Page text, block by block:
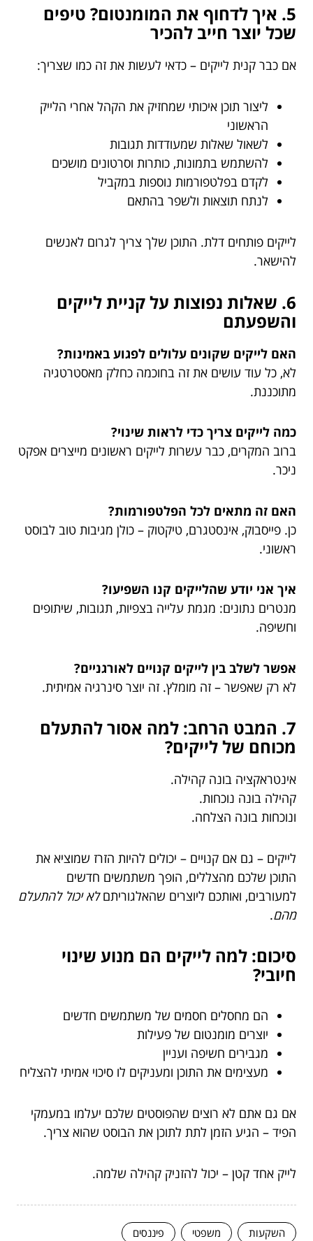
5. איך לדחוף את המומנטום? טיפים
שכל יוצר חייב להכיר
אם כבר קנית לייקים – כדאי לעשות את זה כמו שצריך:
ליצור תוכן איכותי שמחזיק את הקהל אחרי הלייק
הראשוני
לשאול שאלות שמעודדות תגובות
להשתמש בתמונות, כותרות וסרטונים מושכים
לקדם בפלטפורמות נוספות במקביל
לנתח תוצאות ולשפר בהתאם
לייקים פותחים דלת. התוכן שלך צריך לגרום לאנשים
להישאר.
6. שאלות נפוצות על קניית לייקים
והשפעתם
האם לייקים שקונים עלולים לפגוע באמינות?
לא, כל עוד עושים את זה בחוכמה כחלק מאסטרטגיה
מתוכננת.
כמה לייקים צריך כדי לראות שינוי?
ברוב המקרים, כבר עשרות לייקים ראשונים מייצרים אפקט
ניכר.
האם זה מתאים לכל הפלטפורמות?
כן. פייסבוק, אינסטגרם, טיקטוק – כולן מגיבות טוב לבוסט
ראשוני.
איך אני יודע שהלייקים קנו השפיעו?
מנטרים נתונים: מגמת עלייה בצפיות, תגובות, שיתופים
וחשיפה.
אפשר לשלב בין לייקים קנויים לאורגניים?
לא רק שאפשר – זה מומלץ. זה יוצר סינרגיה אמיתית.
7. המבט הרחב: למה אסור להתעלם
מכוחם של לייקים?
אינטראקציה בונה קהילה.
קהילה בונה נוכחות.
ונוכחות בונה הצלחה.
לייקים – גם אם קנויים – יכולים להיות הזרז שמוציא את
התוכן שלכם מהצללים, הופך משתמשים חדשים
למעורבים, ואותכם ליוצרים שהאלגוריתםלא יכול להתעלם
מהם.
סיכום: למה לייקים הם מנוע שינוי
חיובי?
הם מחסלים חסמים של משתמשים חדשים
יוצרים מומנטום של פעילות
מגבירים חשיפה ועניין
מעצימים את התוכן ומעניקים לו סיכוי אמיתי להצליח
אם גם אתם לא רוצים שהפוסטים שלכם יעלמו במעמקי
הפיד – הגיע הזמן לתת לתוכן את הבוסט שהוא צריך.
לייק אחד קטן – יכול להזניק קהילה שלמה.
השקעות משפטי פיננסים